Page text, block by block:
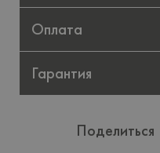
Оплата
Гарантия
Поделиться